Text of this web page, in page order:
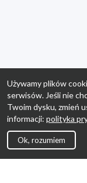
Używamy plików
serwisów. Jeśli nie
Twoim dysku, zmień
informacji: polityka
Ok, rozumiem